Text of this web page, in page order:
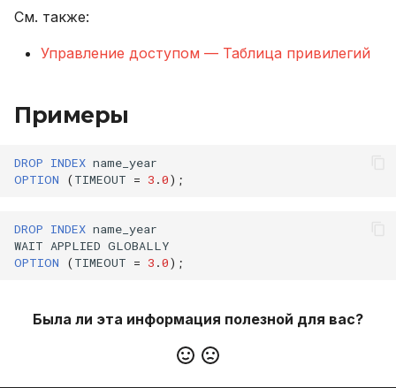
См. также:
Управление доступом — Таблица привилегий
Примеры
DROP INDEX name_year
OPTION
(TIMEOUT = 3 .0);
DROP INDEX name_year
WAIT APPLIED GLOBALLY
OPTION
(TIMEOUT = 3 .0);
Была ли эта информация полезной для вас?